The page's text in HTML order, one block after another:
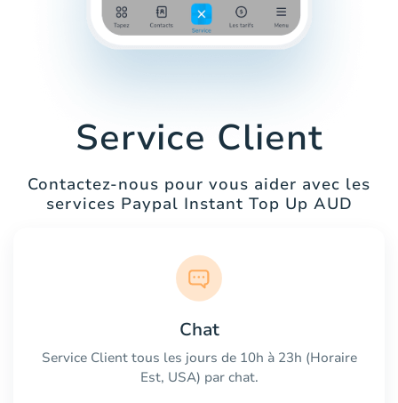
Service Client
Contactez-nous pour vous aider avec les
services Paypal Instant Top Up AUD
Chat
Service Client tous les jours de 10h à 23h (Horaire
Est, USA) par chat.